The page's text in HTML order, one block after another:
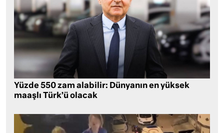
Yüzde 550 zam alabilir: Dünyanın en yüksek
maaşlı Türk’ü olacak